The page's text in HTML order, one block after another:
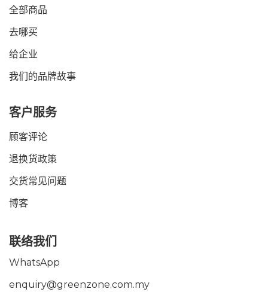
全部商品
去哪买
给企业
我们的品牌故事
客户服务
顾客评论
退换货政策
交货常见问题
博客
联络我们
WhatsApp
enquiry@greenzone.com.my